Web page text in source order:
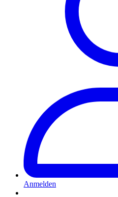
Anmelden